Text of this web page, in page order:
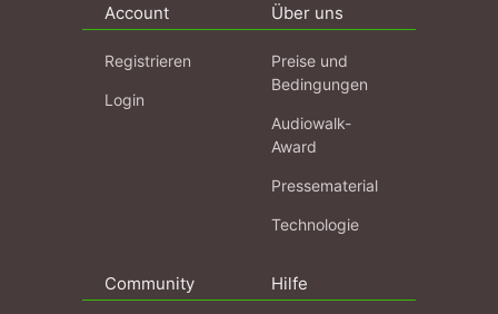
Account
Registrieren
Login
Über uns
Preise und
Bedingungen
Audiowalk-
Award
Pressematerial
Technologie
Community Hilfe